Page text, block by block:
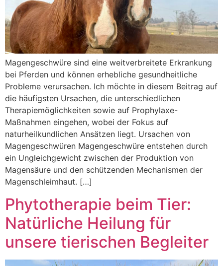
Magengeschwüre sind eine weitverbreitete Erkrankung
bei Pferden und können erhebliche gesundheitliche
Probleme verursachen. Ich möchte in diesem Beitrag auf
die häufigsten Ursachen, die unterschiedlichen
Therapiemöglichkeiten sowie auf Prophylaxe-
Maßnahmen eingehen, wobei der Fokus auf
naturheilkundlichen Ansätzen liegt. Ursachen von
Magengeschwüren Magengeschwüre entstehen durch
ein Ungleichgewicht zwischen der Produktion von
Magensäure und den schützenden Mechanismen der
Magenschleimhaut. […]
Phytotherapie beim Tier:
Natürliche Heilung für
unsere tierischen Begleiter